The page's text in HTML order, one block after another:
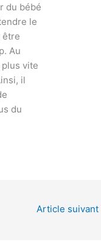
du bébé
le
être
Au
plus vite
il
du
Article suivant